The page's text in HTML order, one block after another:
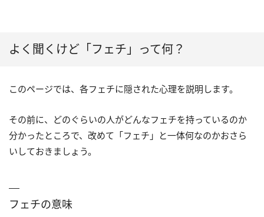
よく聞くけど「フェチ」って何？
このページでは、各フェチに隠された心理を説明します。
その前に、どのぐらいの人がどんなフェチを持っているのか
分かったところで、改めて「フェチ」と一体何なのかおさら
いしておきましょう。
フェチの意味